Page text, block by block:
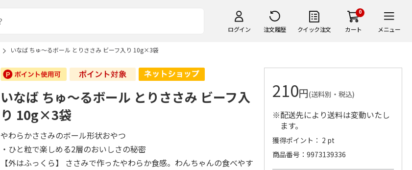
ログイン 注文履歴 クイック注文
0
カート メニュー
いなば ちゅ～るボール とりささみ ビーフ入り 10g×3袋
いなば ちゅ～るボール とりささみ ビーフ入
り 10g×3袋
やわらかささみのボール形状おやつ
・ひと粒で楽しめる2層のおいしさの秘密
【外はふっくら】 ささみで作ったやわらか食感。わんちゃんの食べやす
210円(送料別・税込)
※配送先により送料は変動いたし
ます。
獲得ポイント： 2 pt
商品番号
9973139336